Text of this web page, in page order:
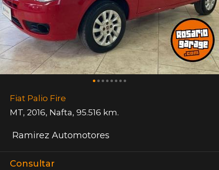
Fiat Palio Fire
MT, 2016, Nafta, 95.516 km.
Ramirez Automotores
Consultar